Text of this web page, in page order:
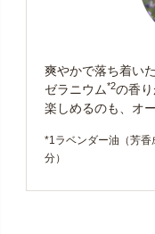
爽やかで落ち着い
ゼラニウム*2の香
楽しめるのも、オ
*1ラベンダー油（芳
分）